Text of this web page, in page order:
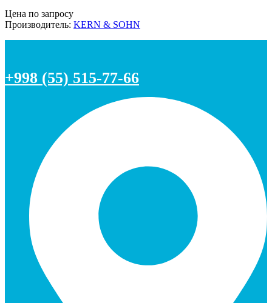
Цена по запросу
Производитель: KERN & SOHN
+998 (55) 515-77-66